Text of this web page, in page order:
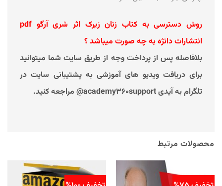
روش دسترسی به کتاب زنان زیرک اثر شری آرگو pdf
انتشارات دانژه به چه صورت میباشد ؟
بلافاصله پس از پرداخت وجه از طریق سایت شما میتوانید
برای دریافت ویدیو های آموزشی به پشتیبانی سایت در
تلگرام به آیدی academy360support@ مراجعه کنید.
محصولات مرتبط